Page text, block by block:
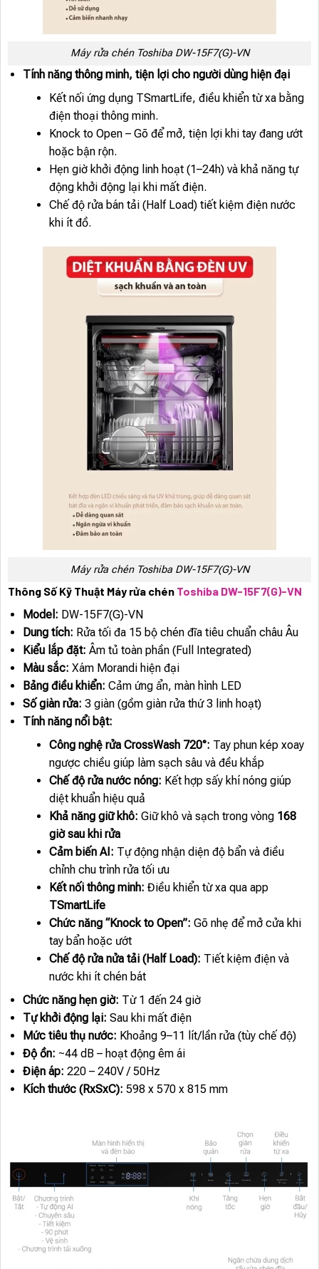
Máy rửa chén Toshiba DW-15F7(G)-VN
Tính năng thông minh, tiện lợi cho người dùng hiện đại
Kết nối ứng dụng TSmartLife, điều khiển từ xa bằng
điện thoại thông minh.
Knock to Open – Gõ để mở, tiện lợi khi tay đang ướt
hoặc bận rộn.
Hẹn giờ khởi động linh hoạt (1–24h) và khả năng tự
động khởi động lại khi mất điện.
Chế độ rửa bán tải (Half Load) tiết kiệm điện nước
khi ít đồ.
Máy rửa chén Toshiba DW-15F7(G)-VN
Thông Số Kỹ Thuật Máy rửa chén Toshiba DW-15F7(G)-VN
Model: DW-15F7(G)-VN
Dung tích: Rửa tối đa 15 bộ chén đĩa tiêu chuẩn châu Âu
Kiểu lắp đặt: Âm tủ toàn phần (Full Integrated)
Màu sắc: Xám Morandi hiện đại
Bảng điều khiển: Cảm ứng ẩn, màn hình LED
Số giàn rửa: 3 giàn (gồm giàn rửa thứ 3 linh hoạt)
Tính năng nổi bật:
Công nghệ rửa CrossWash 720°: Tay phun kép xoay
ngược chiều giúp làm sạch sâu và đều khắp
Chế độ rửa nước nóng: Kết hợp sấy khí nóng giúp
diệt khuẩn hiệu quả
Khả năng giữ khô: Giữ khô và sạch trong vòng 168
giờ sau khi rửa
Cảm biến AI: Tự động nhận diện độ bẩn và điều
chỉnh chu trình rửa tối ưu
Kết nối thông minh: Điều khiển từ xa qua app
TSmartLife
Chức năng “Knock to Open”: Gõ nhẹ để mở cửa khi
tay bẩn hoặc ướt
Chế độ rửa nửa tải (Half Load): Tiết kiệm điện và
nước khi ít chén bát
Chức năng hẹn giờ: Từ 1 đến 24 giờ
Tự khởi động lại: Sau khi mất điện
Mức tiêu thụ nước: Khoảng 9–11 lít/lần rửa (tùy chế độ)
Độ ồn: ~44 dB – hoạt động êm ái
Điện áp: 220 – 240V / 50Hz
Kích thước (RxSxC): 598 x 570 x 815 mm